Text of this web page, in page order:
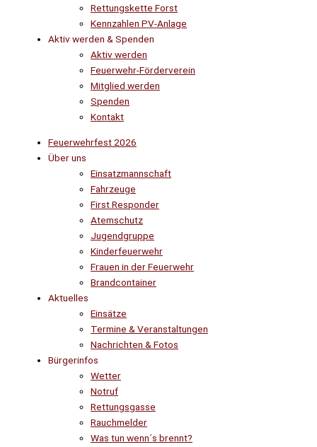
Rettungskette Forst
Kennzahlen PV-Anlage
Aktiv werden & Spenden
Aktiv werden
Feuerwehr-Förderverein
Mitglied werden
Spenden
Kontakt
Feuerwehrfest 2026
Über uns
Einsatzmannschaft
Fahrzeuge
First Responder
Atemschutz
Jugendgruppe
Kinderfeuerwehr
Frauen in der Feuerwehr
Brandcontainer
Aktuelles
Einsätze
Termine & Veranstaltungen
Nachrichten & Fotos
Bürgerinfos
Wetter
Notruf
Rettungsgasse
Rauchmelder
Was tun wenn´s brennt?